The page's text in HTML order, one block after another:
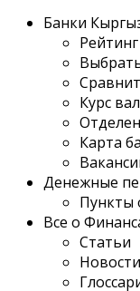
Банки
Курс
Карта
Денежные
Пункты
Все о
Статьи
Новости